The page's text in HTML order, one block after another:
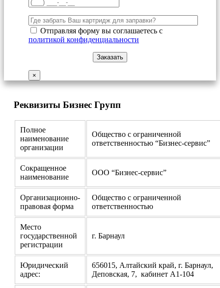
Отправляя форму вы соглашаетесь с
политикой конфиденциальности
×
Реквизиты Бизнес Групп
Полное
наименование
организации
Общество с ограниченной
ответственностью “Бизнес-сервис”
Сокращенное
наименование
ООО “Бизнес-сервис”
Организационно-
правовая форма
Общество с ограниченной
ответственностью
Место
государственной
регистрации
г. Барнаул
Юридический
адрес:
656015, Алтайский край, г. Барнаул,
Деповская, 7, кабинет А1-104